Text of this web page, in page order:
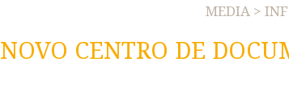
MEDIA >
NOVO CENTRO DE